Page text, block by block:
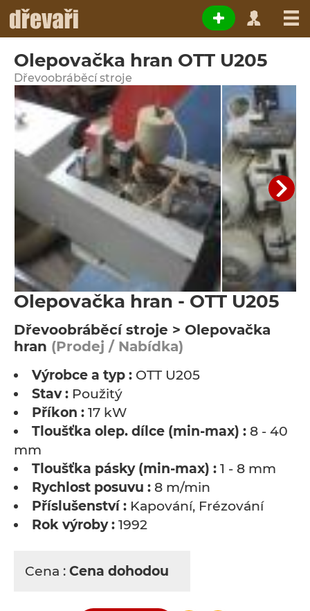
Olepovačka hran OTT U205
Dřevoobráběcí stroje
Olepovačka hran - OTT U205
Dřevoobráběcí stroje > Olepovačka
hran (Prodej / Nabídka)
Výrobce a typ : OTT U205
Stav : Použitý
Příkon : 17 kW
Tloušťka olep. dílce (min-max) : 8 - 40
mm
Tloušťka pásky (min-max) : 1 - 8 mm
Rychlost posuvu : 8 m/min
Příslušenství : Kapování, Frézování
Rok výroby : 1992
Cena : Cena dohodou